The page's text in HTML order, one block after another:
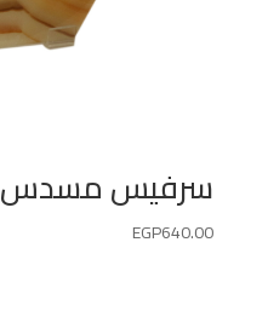
سرفيس مسدس 22سم بيج
EGP640.00